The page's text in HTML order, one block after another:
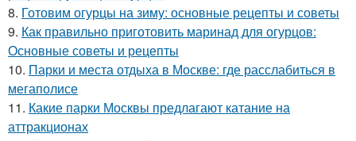
8. Готовим огурцы на зиму: основные рецепты и советы
9. Как правильно приготовить маринад для огурцов:
Основные советы и рецепты
10. Парки и места отдыха в Москве: где расслабиться в
мегаполисе
11. Какие парки Москвы предлагают катание на
аттракционах